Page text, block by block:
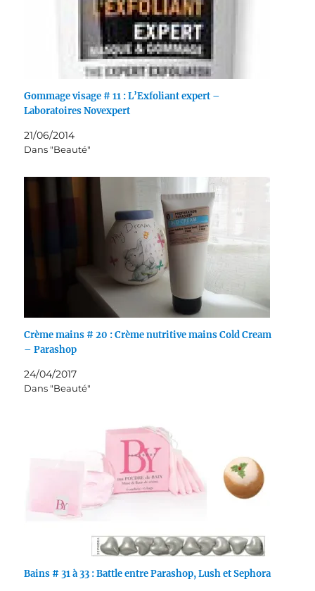
Gommage visage # 11 : L’Exfoliant expert –
Laboratoires Novexpert
21/06/2014
Dans "Beauté"
Crème mains # 20 : Crème nutritive mains Cold Cream
– Parashop
24/04/2017
Dans "Beauté"
Bains # 31 à 33 : Battle entre Parashop, Lush et Sephora